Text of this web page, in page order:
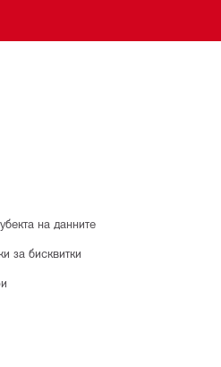
на данните
за бисквитки